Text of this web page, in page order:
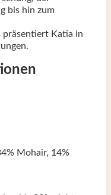
bis hin zum
präsentiert Katia in
Mohair, 14%